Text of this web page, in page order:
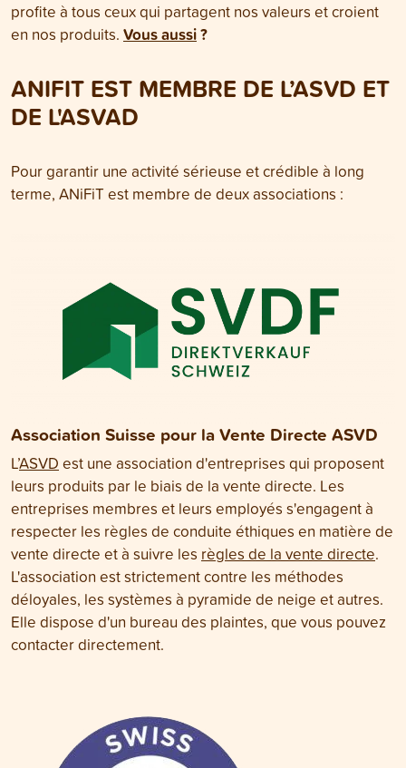
profite à tous ceux qui partagent nos valeurs et croient
en nos produits. Vous aussi?
ANIFIT EST MEMBRE DE L’ASVD ET
DE L'ASVAD
Pour garantir une activité sérieuse et crédible à long
terme, ANiFiT est membre de deux associations :
Association Suisse pour la Vente Directe ASVD
L’ASVD est une association d'entreprises qui proposent
leurs produits par le biais de la vente directe. Les
entreprises membres et leurs employés s'engagent à
respecter les règles de conduite éthiques en matière de
vente directe et à suivre les règles de la vente directe.
L'association est strictement contre les méthodes
déloyales, les systèmes à pyramide de neige et autres.
Elle dispose d'un bureau des plaintes, que vous pouvez
contacter directement.